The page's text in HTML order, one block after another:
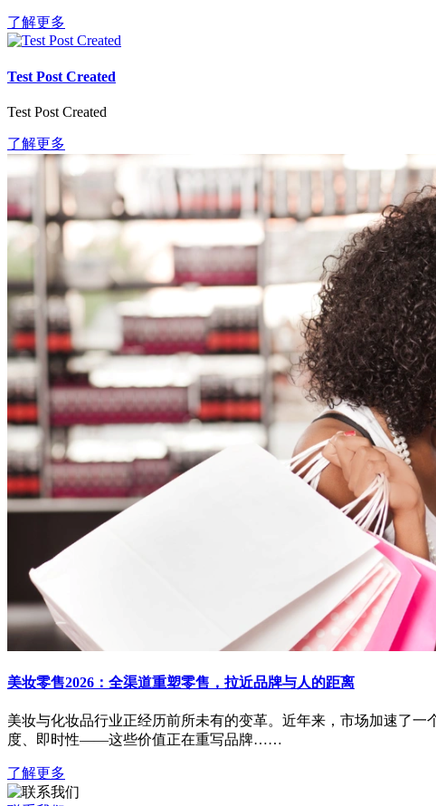
了解更多
Test Post Created
Test Post Created
了解更多
美妆零售2026：全渠道重塑零售，拉近品牌与人的距离
美妆与化妆品行业正经历前所未有的变革。近年来，市场加速了
度、即时性——这些价值正在重写品牌……
了解更多